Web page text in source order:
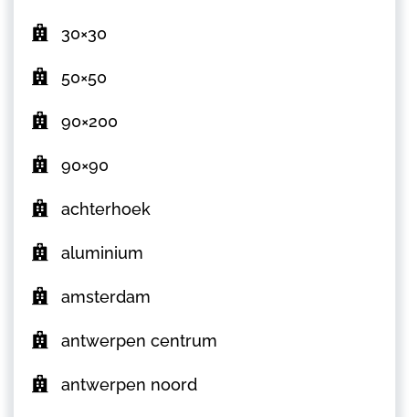
30×30
50×50
90×200
90×90
achterhoek
aluminium
amsterdam
antwerpen centrum
antwerpen noord